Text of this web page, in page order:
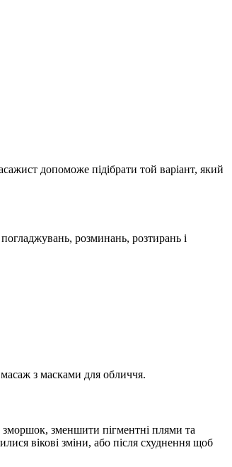
допоможе підібрати той варіант, який
розминань, розтирань і
з масками для обличчя.
зменшити пігментні плями та
вікові зміни, або після схуднення щоб